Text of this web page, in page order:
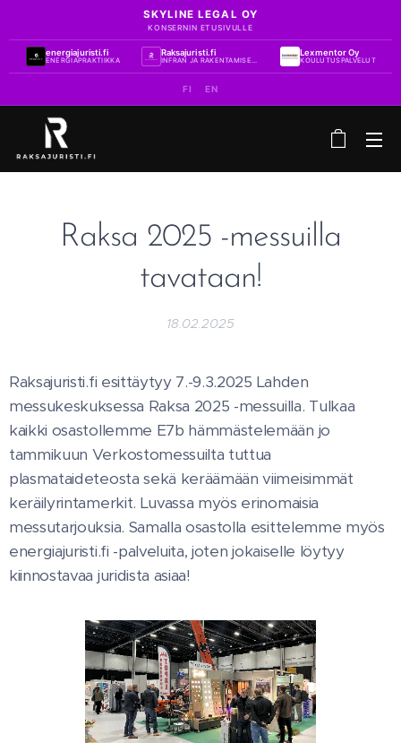
SKYLINE LEGAL OY
KONSERNIN ETUSIVULLE
energiajuristi.fi
ENERGIAPRAKTIIKKA
Raksajuristi.fi
INFRAN JA RAKENTAMISEN PRAKTIIKKA
Lexmentor Oy
KOULUTUSPALVELUT
FI EN
Raksa 2025 -messuilla
tavataan!
18.02.2025
Raksajuristi.fi esittäytyy 7.-9.3.2025 Lahden
messukeskuksessa Raksa 2025 -messuilla. Tulkaa
kaikki osastollemme E7b hämmästelemään jo
tammikuun Verkostomessuilta tuttua
plasmataideteosta sekä keräämään viimeisimmät
keräilyrintamerkit. Luvassa myös erinomaisia
messutarjouksia. Samalla osastolla esittelemme myös
energiajuristi.fi -palveluita, joten jokaiselle löytyy
kiinnostavaa juridista asiaa!